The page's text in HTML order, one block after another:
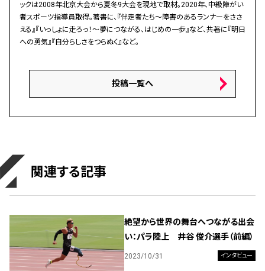
ックは2008年北京大会から夏冬9大会を現地で取材。2020年、中級障がい
者スポーツ指導員取得。著書に、『伴走者たち～障害のあるランナーをささ
える』『いっしょに走ろっ！～夢につながる、はじめの一歩』など、共著に『明日
への勇気』『自分らしさをつらぬく』など。
投稿一覧へ
関連する記事
絶望から世界の舞台へつながる出会
い：パラ陸上 井谷 俊介選手（前編）
2023/10/31 インタビュー